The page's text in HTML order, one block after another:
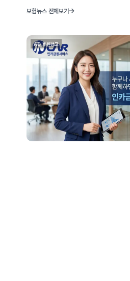
보험뉴스 전체보기
AD 후원광고